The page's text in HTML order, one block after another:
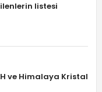
listesi
ve Himalaya Kristal